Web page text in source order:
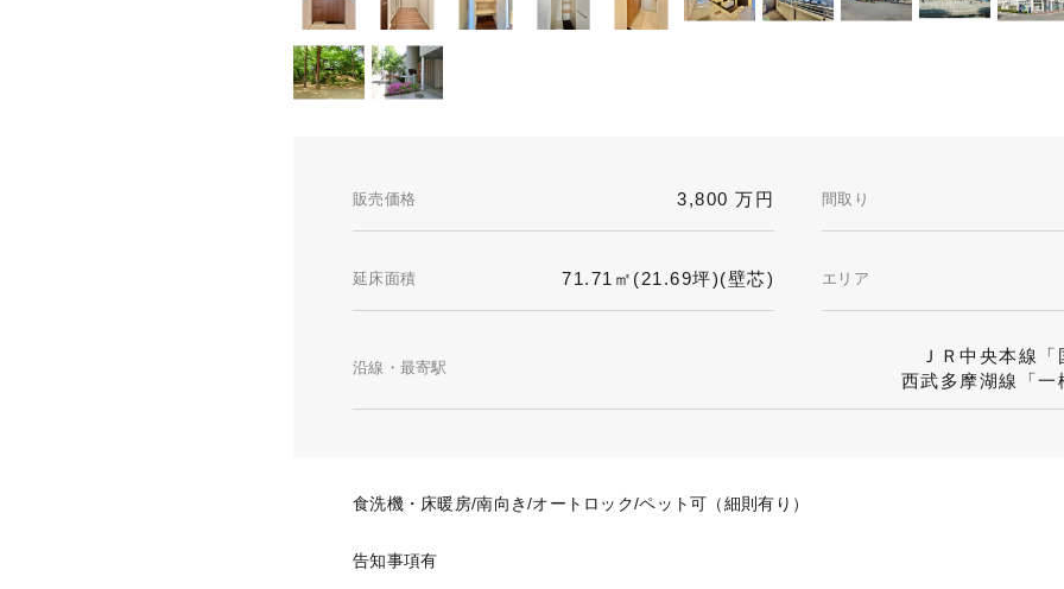
販売価格 3,800 万円 間取り
延床面積 71.71㎡(21.69坪)(壁芯) エリア
沿線・最寄駅
ＪＲ中央本線
西武多摩湖線「
食洗機・床暖房/南向き/オートロック/ペット可（細則有り）
告知事項有